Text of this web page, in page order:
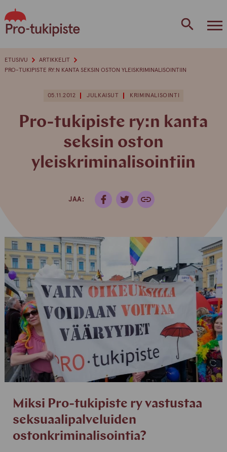
to
content
ETUSIVU
ARTIKKELIT
PRO-TUKIPISTE RY:N KANTA SEKSIN OSTON YLEISKRIMINALISOINTIIN
05.11.2012 JULKAISUT KRIMINALISOINTI
Pro-tukipiste ry:n kanta
seksin oston
yleiskriminalisointiin
JAA:
Miksi Pro-tukipiste ry vastustaa
seksuaalipalveluiden
ostonkriminalisointia?